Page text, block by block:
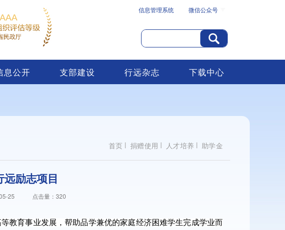
微信公众号
信息管理系统
息公开 支部建设 行远杂志 下载中心
首页 捐赠使用 人才培养 助学金
远励志项目
25 点击量： 320
教育事业发展，帮助品学兼优的家庭经济困难学生完成学业而